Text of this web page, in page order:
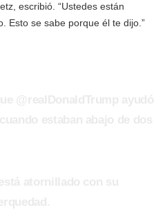
escribió. “Ustedes están
Esto se sabe porque él te dijo.”